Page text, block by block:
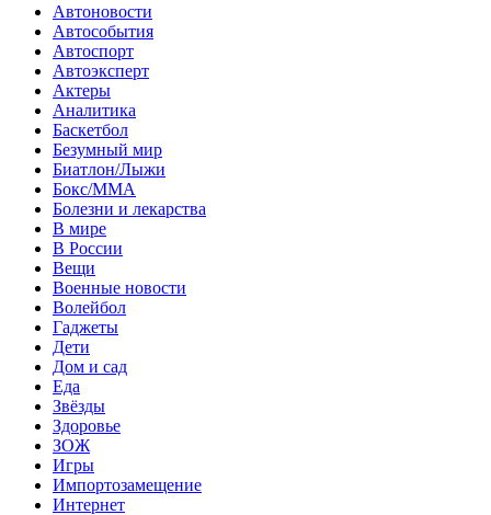
Автоновости
Автособытия
Автоспорт
Автоэксперт
Актеры
Аналитика
Баскетбол
Безумный мир
Биатлон/Лыжи
Бокс/MMA
Болезни и лекарства
В мире
В России
Вещи
Военные новости
Волейбол
Гаджеты
Дети
Дом и сад
Еда
Звёзды
Здоровье
ЗОЖ
Игры
Импортозамещение
Интернет